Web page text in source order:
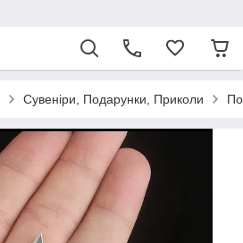
Сувеніри, Подарунки, Приколи